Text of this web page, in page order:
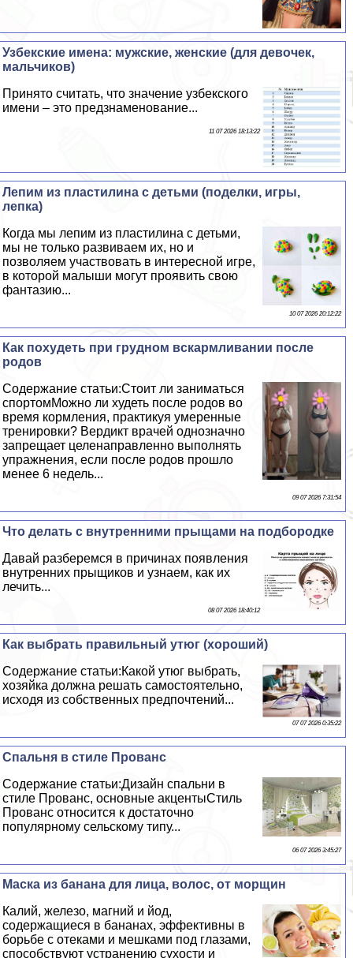
Узбекские имена: мужские, женские (для девочек,
мальчиков)
Принято считать, что значение узбекского
имени – это предзнаменование...
11 07 2026 18:13:22
Лепим из пластилина с детьми (поделки, игры,
лепка)
Когда мы лепим из пластилина с детьми,
мы не только развиваем их, но и
позволяем участвовать в интересной игре,
в которой малыши могут проявить свою
фантазию...
10 07 2026 20:12:22
Как похудеть при грудном вскармливании после
родов
Содержание статьи:Стоит ли заниматься
спортомМожно ли худеть после родов во
время кормления, пpaктикуя умеренные
тренировки? Вердикт врачей однозначно
запрещает целенаправленно выполнять
упражнения, если после родов прошло
менее 6 недель...
09 07 2026 7:31:54
Что делать с внутренними прыщами на подбородке
Давай разберемся в причинах появления
внутренних прыщиков и узнаем, как их
лечить...
08 07 2026 18:40:12
Как выбрать правильный утюг (хороший)
Содержание статьи:Какой утюг выбрать,
хозяйка должна решать самостоятельно,
исходя из собственных предпочтений...
07 07 2026 0:35:22
Спальня в стиле Прованс
Содержание статьи:Дизайн спальни в
стиле Прованс, основные акцентыСтиль
Прованс относится к достаточно
популярному сельскому типу...
06 07 2026 3:45:27
Маска из банана для лица, волос, от морщин
Калий, железо, магний и йод,
содержащиеся в бананах, эффективны в
борьбе с отеками и мешками под глазами,
способствуют устранению сухости и